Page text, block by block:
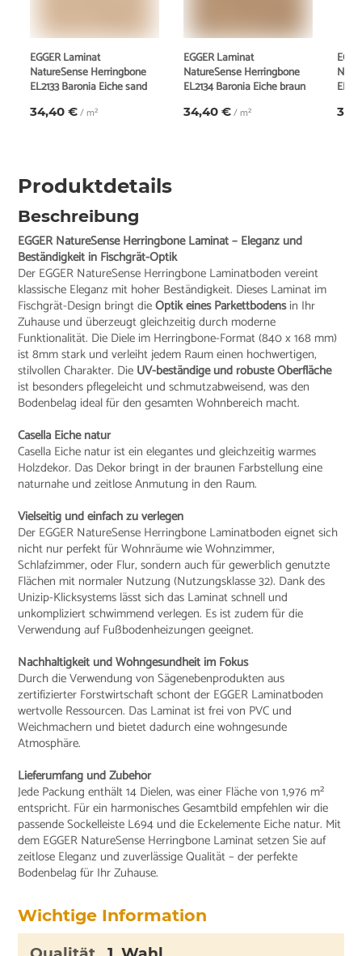
EGGER Laminat
NatureSense Herringbone
EL2133 Baronia Eiche sand
34,40 €/ m²
EGGER Laminat
NatureSense Herringbone
EL2134 Baronia Eiche braun
34,40 €/ m²
Produktdetails
Beschreibung
EGGER NatureSense Herringbone Laminat – Eleganz und
Beständigkeit in Fischgrät-Optik
Der EGGER NatureSense Herringbone Laminatboden vereint
klassische Eleganz mit hoher Beständigkeit. Dieses Laminat im
Fischgrät-Design bringt dieOptik eines Parkettbodensin Ihr
Zuhause und überzeugt gleichzeitig durch moderne
Funktionalität. Die Diele im Herringbone-Format (840 x 168 mm)
ist 8mm stark und verleiht jedem Raum einen hochwertigen,
stilvollen Charakter. Die UV-beständige und robuste Oberfläche
ist besonders pflegeleicht und schmutzabweisend, was den
Bodenbelag ideal für den gesamten Wohnbereich macht.
Casella Eiche natur
Casella Eiche natur ist ein elegantes und gleichzeitig warmes
Holzdekor. Das Dekor bringt in der braunen Farbstellung eine
naturnahe und zeitlose Anmutung in den Raum.
Vielseitig und einfach zu verlegen
Der EGGER NatureSense Herringbone Laminatboden eignet sich
nicht nur perfekt für Wohnräume wie Wohnzimmer,
Schlafzimmer, oder Flur, sondern auch für gewerblich genutzte
Flächen mit normaler Nutzung (Nutzungsklasse 32). Dank des
Unizip-Klicksystems lässt sich das Laminat schnell und
unkompliziert schwimmend verlegen. Es ist zudem für die
Verwendung auf Fußbodenheizungen geeignet.
Nachhaltigkeit und Wohngesundheit im Fokus
Durch die Verwendung von Sägenebenprodukten aus
zertifizierter Forstwirtschaft schont der EGGER Laminatboden
wertvolle Ressourcen. Das Laminat ist frei von PVC und
Weichmachern und bietet dadurch eine wohngesunde
Atmosphäre.
Lieferumfang und Zubehör
Jede Packung enthält 14 Dielen, was einer Fläche von 1,976 m²
entspricht. Für ein harmonisches Gesamtbild empfehlen wir die
passende Sockelleiste L694 und die Eckelemente Eiche natur. Mit
dem EGGER NatureSense Herringbone Laminat setzen Sie auf
zeitlose Eleganz und zuverlässige Qualität – der perfekte
Bodenbelag für Ihr Zuhause.
Wichtige Information